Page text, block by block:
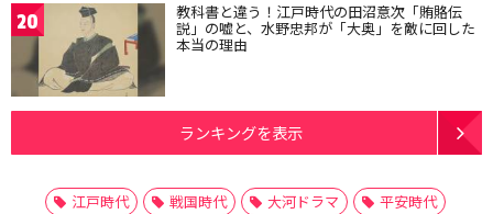
20 教科書と違う！江戸時代の田沼意次「賄賂伝
説」の嘘と、水野忠邦が「大奥」を敵に回した
本当の理由
ランキングを表示
江戸時代 戦国時代 大河ドラマ
平安時代